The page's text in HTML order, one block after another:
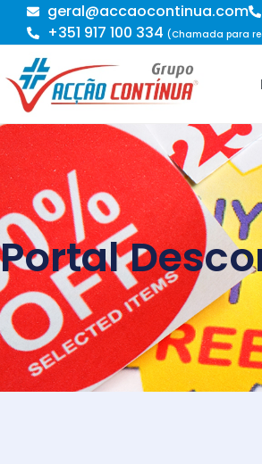
geral@accaocontinua.com
+351 917 100 334 (Chamada para
Portal